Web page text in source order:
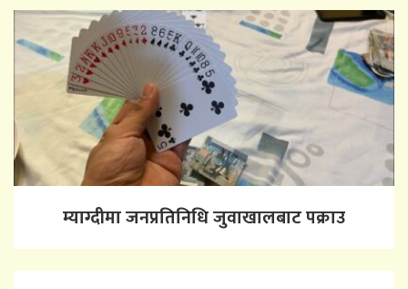
म्याग्दीमा जनप्रतिनिधि जुवाखालबाट पक्राउ